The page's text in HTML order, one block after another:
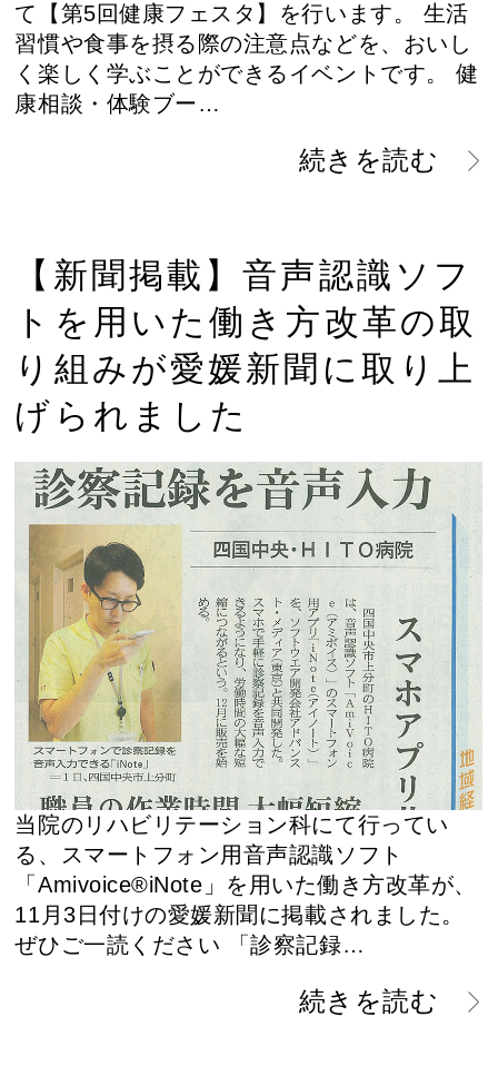
て【第5回健康フェスタ】を行います。 生活
習慣や食事を摂る際の注意点などを、おいし
く楽しく学ぶことができるイベントです。 健
康相談・体験ブー…
続きを読む
【新聞掲載】音声認識ソフ
トを用いた働き方改革の取
り組みが愛媛新聞に取り上
げられました
当院のリハビリテーション科にて行ってい
る、スマートフォン用音声認識ソフト
「Amivoice®iNote」を用いた働き方改革が、
11月3日付けの愛媛新聞に掲載されました。
ぜひご一読ください 「診察記録…
続きを読む